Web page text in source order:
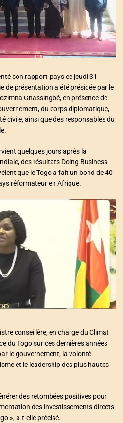
d
r
e
a
d
t
m
e
son rapport-pays ce jeudi 31
de présentation a été présidée par le
Gnassingbé, en présence de
du corps diplomatique,
civile, ainsi que des responsables du
quelques jours après la
des résultats Doing Business
que le Togo a fait un bond de 40
réformateur en Afrique.
conseillère, en charge du Climat
du Togo sur ces dernières années
le gouvernement, la volonté
et le leadership des plus hautes
des retombées positives pour
des investissements directs
», a-t-elle précisé.